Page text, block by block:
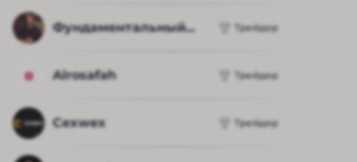
Фундаментальный... Трейдер
Alrosafah Трейдер
Cexwex Трейдер